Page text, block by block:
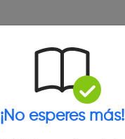
¡No esperes más!